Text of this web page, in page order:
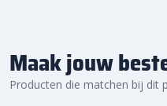
Maak jouw
Producten die matchen bij dit